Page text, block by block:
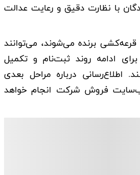
با نظارت دقیق و رعایت عدالت
برنده می‌شوند، می‌توانند
ادامه روند ثبت‌نام و تکمیل
اطلاع‌رسانی درباره مراحل بعدی
فروش شرکت انجام خواهد